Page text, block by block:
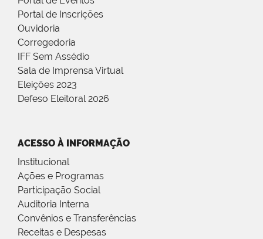
Portal de Inscrições
Ouvidoria
Corregedoria
IFF Sem Assédio
Sala de Imprensa Virtual
Eleições 2023
Defeso Eleitoral 2026
ACESSO À INFORMAÇÃO
Institucional
Ações e Programas
Participação Social
Auditoria Interna
Convênios e Transferências
Receitas e Despesas